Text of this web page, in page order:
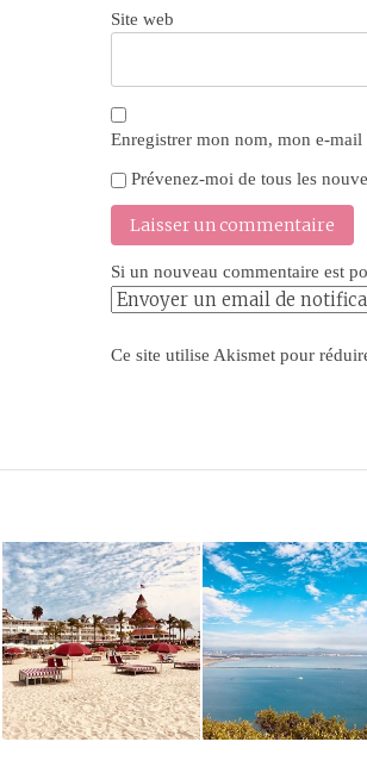
Site web
Enregistrer mon nom, mon e-
Prévenez-moi de tous les
Si un nouveau commentaire est
Ce site utilise Akismet pour